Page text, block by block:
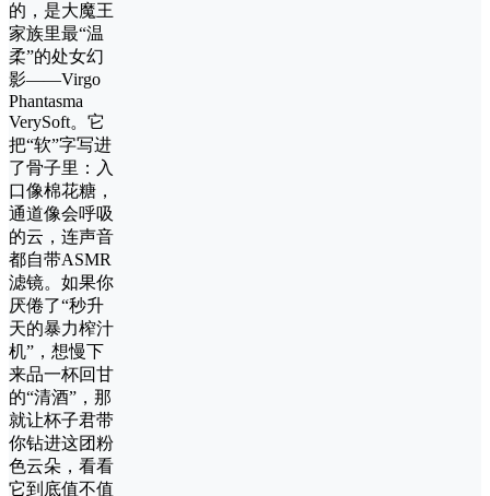
的，是大魔王
家族里最“温
柔”的处女幻
影——Virgo
Phantasma
VerySoft。它
把“软”字写进
了骨子里：入
口像棉花糖，
通道像会呼吸
的云，连声音
都自带ASMR
滤镜。如果你
厌倦了“秒升
天的暴力榨汁
机”，想慢下
来品一杯回甘
的“清酒”，那
就让杯子君带
你钻进这团粉
色云朵，看看
它到底值不值